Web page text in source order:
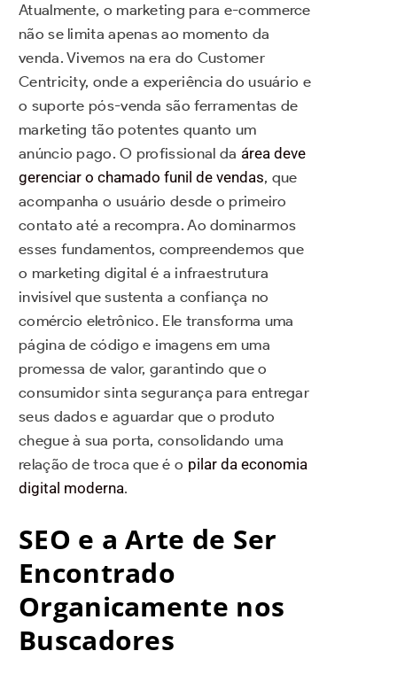
Atualmente, o marketing para e-commerce
não se limita apenas ao momento da
venda. Vivemos na era do Customer
Centricity, onde a experiência do usuário e
o suporte pós-venda são ferramentas de
marketing tão potentes quanto um
anúncio pago. O profissional da área deve
gerenciar o chamado funil de vendas, que
acompanha o usuário desde o primeiro
contato até a recompra. Ao dominarmos
esses fundamentos, compreendemos que
o marketing digital é a infraestrutura
invisível que sustenta a confiança no
comércio eletrônico. Ele transforma uma
página de código e imagens em uma
promessa de valor, garantindo que o
consumidor sinta segurança para entregar
seus dados e aguardar que o produto
chegue à sua porta, consolidando uma
relação de troca que é o pilar da economia
digital moderna.
SEO e a Arte de Ser
Encontrado
Organicamente nos
Buscadores